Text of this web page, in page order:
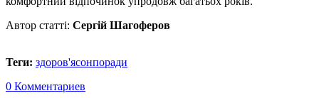
Автор статті: Сергій Шагоферов
Теги: здоров'ясонпоради
0 Комментариев